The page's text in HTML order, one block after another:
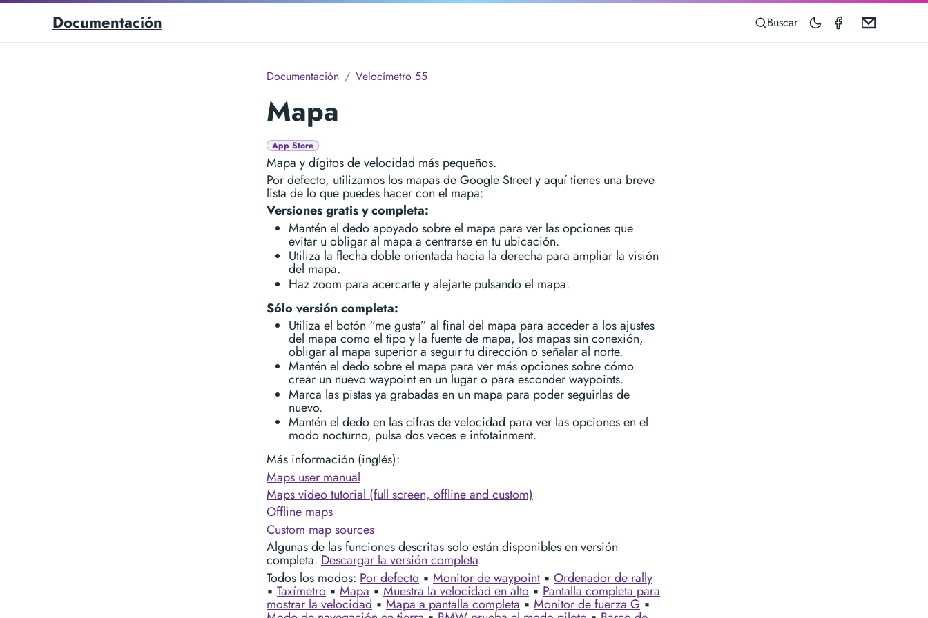
Documentación Buscar
Documentación Velocímetro 55
Mapa
App Store
Mapa y dígitos de velocidad más pequeños.
Por defecto, utilizamos los mapas de Google Street y aquí tienes una breve
lista de lo que puedes hacer con el mapa:
Versiones gratis y completa:
Mantén el dedo apoyado sobre el mapa para ver las opciones que
evitar u obligar al mapa a centrarse en tu ubicación.
Utiliza la flecha doble orientada hacia la derecha para ampliar la visión
del mapa.
Haz zoom para acercarte y alejarte pulsando el mapa.
Sólo versión completa:
Utiliza el botón “me gusta” al final del mapa para acceder a los ajustes
del mapa como el tipo y la fuente de mapa, los mapas sin conexión,
obligar al mapa superior a seguir tu dirección o señalar al norte.
Mantén el dedo sobre el mapa para ver más opciones sobre cómo
crear un nuevo waypoint en un lugar o para esconder waypoints.
Marca las pistas ya grabadas en un mapa para poder seguirlas de
nuevo.
Mantén el dedo en las cifras de velocidad para ver las opciones en el
modo nocturno, pulsa dos veces e infotainment.
Más información (inglés):
Maps user manual
Maps video tutorial (full screen, offline and custom)
Offline maps
Custom map sources
Algunas de las funciones descritas solo están disponibles en versión
completa. Descargar la versión completa
Todos los modos: Por defecto ▪︎ Monitor de waypoint▪︎ Ordenador de rally
▪︎ Taxímetro ▪︎ Mapa ▪︎ Muestra la velocidad en alto ▪︎ Pantalla completa para
mostrar la velocidad ▪︎ Mapa a pantalla completa ▪︎ Monitor de fuerza G ▪︎